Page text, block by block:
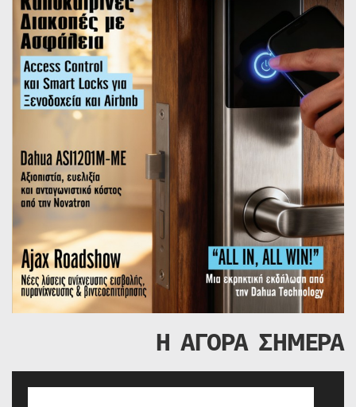
Η ΑΓΟΡΑ ΣΗΜΕΡΑ